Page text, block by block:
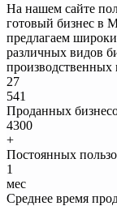
На нашем сайте
готовый бизнес в
предлагаем
различных видов
27
541
Проданных
4300
+
Постоянных
1
мес
Среднее время